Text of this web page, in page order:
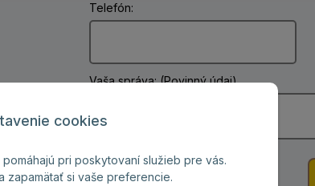
cookies
pri poskytovaní služieb pre vás.
zapamätať si vaše preferencie.
Telefón:
Vaša správa: (Povinný údaj)
Odoslaním formulára súhlasíte
so spracovaním osobných údajov